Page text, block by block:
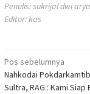
Penulis: sukrijal dwi
Editor: kas
Navigasi
pos
Pos sebelumnya
Nahkodai
Sultra, RAG : Kami